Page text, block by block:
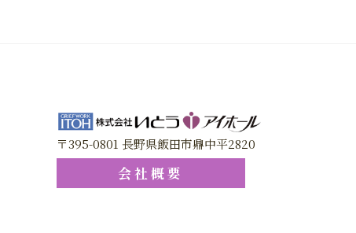
〒395-0801 長野県飯田市鼎中平2820
会社概要